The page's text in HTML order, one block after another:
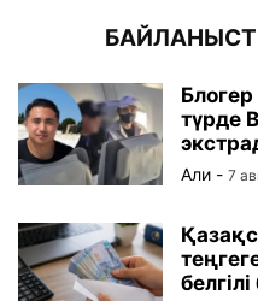
түрде
Али - 7